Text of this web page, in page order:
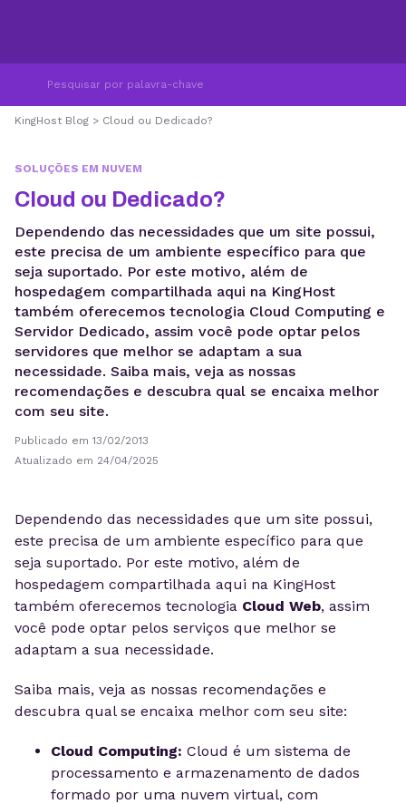
KingHost Blog > Cloud ou Dedicado?
SOLUÇÕES EM NUVEM
Cloud ou Dedicado?
Dependendo das necessidades que um site possui,
este precisa de um ambiente específico para que
seja suportado. Por este motivo, além de
hospedagem compartilhada aqui na KingHost
também oferecemos tecnologia Cloud Computing e
Servidor Dedicado, assim você pode optar pelos
servidores que melhor se adaptam a sua
necessidade. Saiba mais, veja as nossas
recomendações e descubra qual se encaixa melhor
com seu site.
Publicado em 13/02/2013
Atualizado em 24/04/2025
Dependendo das necessidades que um site possui,
este precisa de um ambiente específico para que
seja suportado. Por este motivo, além de
hospedagem compartilhada aqui na KingHost
também oferecemos tecnologia Cloud Web, assim
você pode optar pelos serviços que melhor se
adaptam a sua necessidade.
Saiba mais, veja as nossas recomendações e
descubra qual se encaixa melhor com seu site:
Cloud Computing: Cloud é um sistema de
processamento e armazenamento de dados
formado por uma nuvem virtual, com